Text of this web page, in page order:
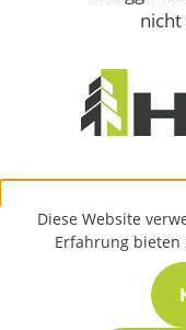
nicht
Diese Website
Erfahrung bieten